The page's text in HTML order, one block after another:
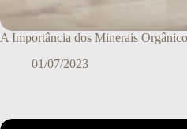
A Importância dos Minerais
01/07/2023